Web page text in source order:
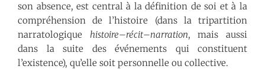
son absence, est central à la définition de soi et à la
compréhension de l’histoire (dans la tripartition
narratologique histoire–récit–narration, mais aussi
dans la suite des événements qui constituent
l’existence), qu’elle soit personnelle ou collective.